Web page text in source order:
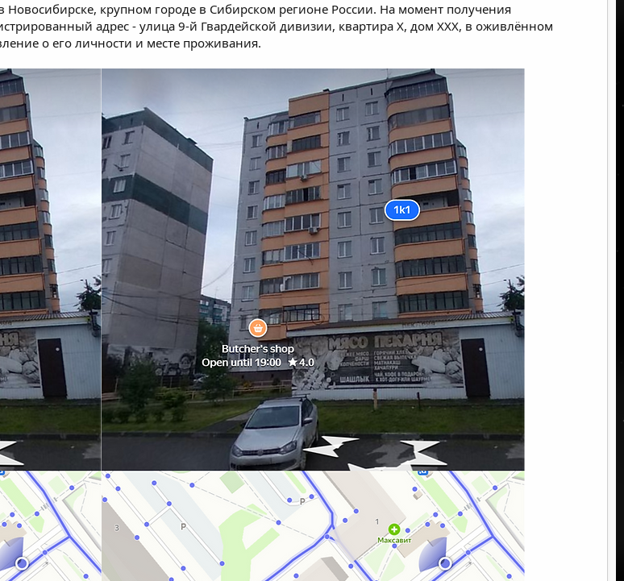
крупном городе в Сибирском регионе России. На момент получения
адрес - улица 9-й Гвардейской дивизии, квартира X, дом XXX, в оживлённом
о его личности и месте проживания.